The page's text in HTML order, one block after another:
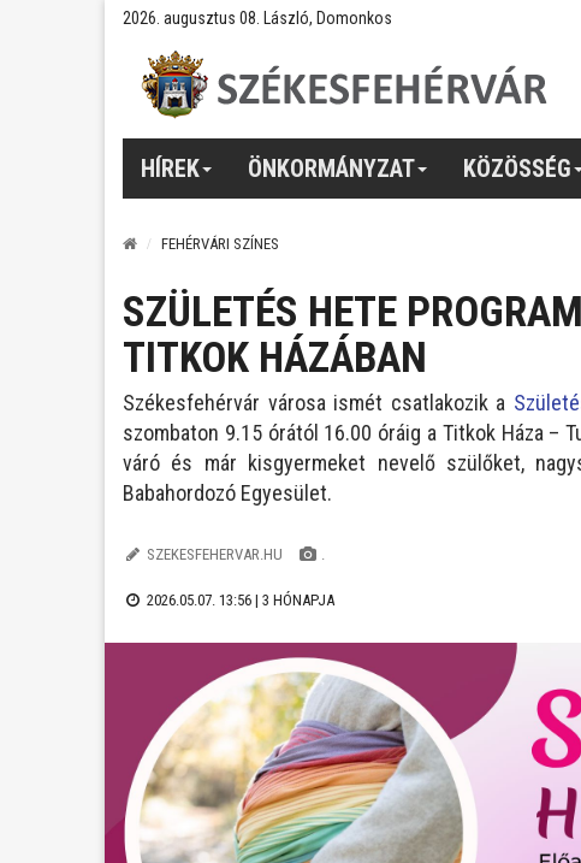
2026. augusztus 08. László, Domonkos
HÍREK ÖNKORMÁNYZAT KÖZÖSSÉG
FEHÉRVÁRI SZÍNES
SZÜLETÉS HETE
TITKOK HÁZÁBAN
Székesfehérvár városa ismét csatlakozik a
szombaton 9.15 órától 16.00 óráig a Titkok Háza –
váró és már kisgyermeket nevelő szülőket,
Babahordozó Egyesület.
SZEKESFEHERVAR.HU .
2026.05.07. 13:56 | 3 HÓNAPJA